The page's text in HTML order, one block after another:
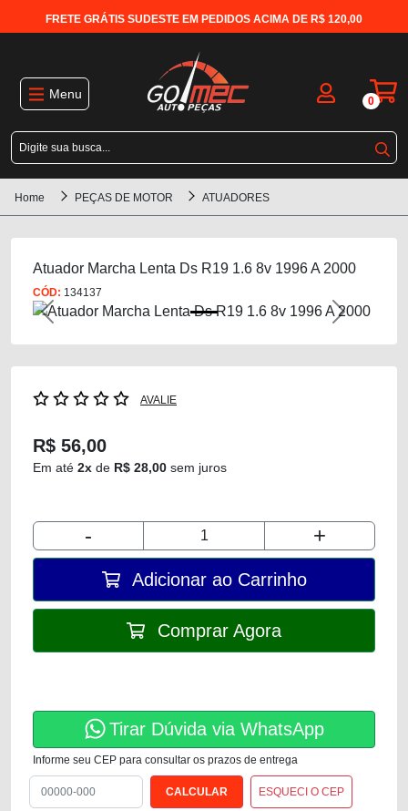
FRETE GRÁTIS SUDESTE EM PEDIDOS ACIMA DE R$ 120,00
Menu 0
Home PEÇAS DE MOTOR ATUADORES
Atuador Marcha Lenta Ds R19 1.6 8v 1996 A 2000
CÓD: 134137
Previous Next
AVALIE
R$ 56,00
Em até 2x de R$ 28,00 sem juros
- +
Adicionar ao Carrinho
Comprar Agora
Tirar Dúvida via WhatsApp
Informe seu CEP para consultar os prazos de entrega
ESQUECI O CEP